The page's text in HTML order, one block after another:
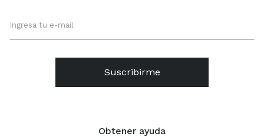
Obtener ayuda
Suscribirme